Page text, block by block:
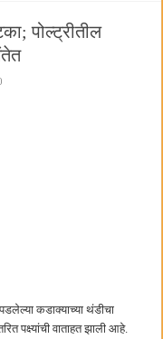
पोल्ट्रीतील
कडाक्याच्या थंडीचा
पक्ष्यांची वाताहत झाली आहे.